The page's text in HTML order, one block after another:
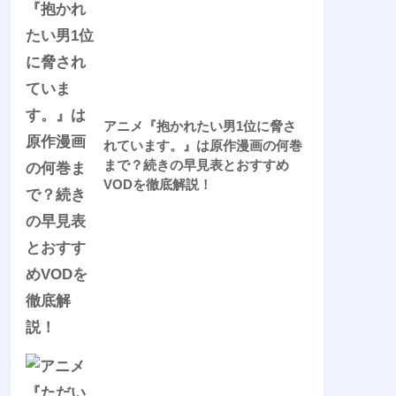
アニメ『抱かれたい男1位に脅さ
れています。』は原作漫画の何巻
まで？続きの早見表とおすすめ
VODを徹底解説！